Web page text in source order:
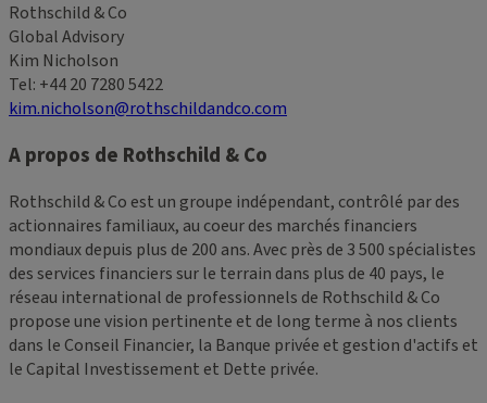
Rothschild & Co
Global Advisory
Kim Nicholson
Tel: +44 20 7280 5422
kim.nicholson@rothschildandco.com
A propos de Rothschild & Co
Rothschild & Co est un groupe indépendant, contrôlé par des
actionnaires familiaux, au coeur des marchés financiers
mondiaux depuis plus de 200 ans. Avec près de 3 500 spécialistes
des services financiers sur le terrain dans plus de 40 pays, le
réseau international de professionnels de Rothschild & Co
propose une vision pertinente et de long terme à nos clients
dans le Conseil Financier, la Banque privée et gestion d'actifs et
le Capital Investissement et Dette privée.